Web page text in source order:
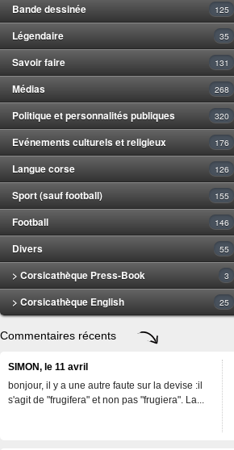
Bande dessinée 125
Légendaire 35
Savoir faire 131
Médias 268
Politique et personnalités publiques 320
Evénements culturels et religieux 176
Langue corse 126
Sport (sauf football) 155
Football 146
Divers 55
> Corsicathèque Press-Book 3
> Corsicathèque English 25
Commentaires récents
SIMON, le 11 avril
bonjour, il y a une autre faute sur la devise :il
s'agit de "frugifera" et non pas "frugiera". La...